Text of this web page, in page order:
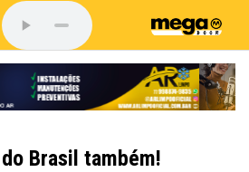
Brasil também!